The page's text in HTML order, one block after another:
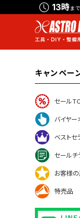
13時まで
キャンペー
セール
バイヤー
ベストセ
セールチ
お客様
特売品